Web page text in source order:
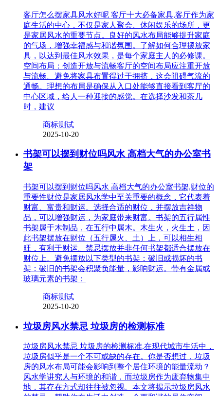
客厅怎么摆家具风水好呢 客厅十大必备家具,客厅作为家
庭生活的中心，不仅是家人聚会、休闲娱乐的场所，更
是家居风水的重要节点。良好的风水布局能够提升家庭
的气场，增强幸福感与和谐氛围。了解如何合理摆放家
具，以达到最佳风水效果，是每个家庭主人的必修课。
空间布局：创造开放与流畅客厅的空间布局应注重开放
与流畅。避免将家具布置得过于拥挤，这会阻碍气流的
通畅。理想的布局是确保从入口处能够直接看到客厅的
中心区域，给人一种迎接的感觉。在选择沙发和茶几
时，建议
商标测试
2025-10-20
书架可以摆到财位吗风水 高档大气的办公室书
架
书架可以摆到财位吗风水 高档大气的办公室书架,财位的
重要性财位是家居风水学中至关重要的概念，它代表着
财富、富贵和财运。选择合适的财位，并摆放吉祥物
品，可以增强财运，为家庭带来财富。书架的五行属性
书架属于木制品，在五行中属木。木生火，火生土，因
此书架摆放在财位（五行属火、土）上，可以相生相
旺，有利于财运。禁忌摆放并非任何书架都适合摆放在
财位上。避免摆放以下类型的书架：破旧或损坏的书
架：破旧的书架会积聚负能量，影响财运。带有金属或
玻璃元素的书架：
商标测试
2025-10-20
垃圾房风水禁忌 垃圾房的检测标准
垃圾房风水禁忌 垃圾房的检测标准,在现代城市生活中，
垃圾房似乎是一个不可或缺的存在。你是否想过，垃圾
房的风水布局可能会影响到整个居住环境的能量流动？
风水学讲究人与环境的和谐，而垃圾房作为废弃物集中
地，其存在方式却往往被忽视。本文将揭示垃圾房风水